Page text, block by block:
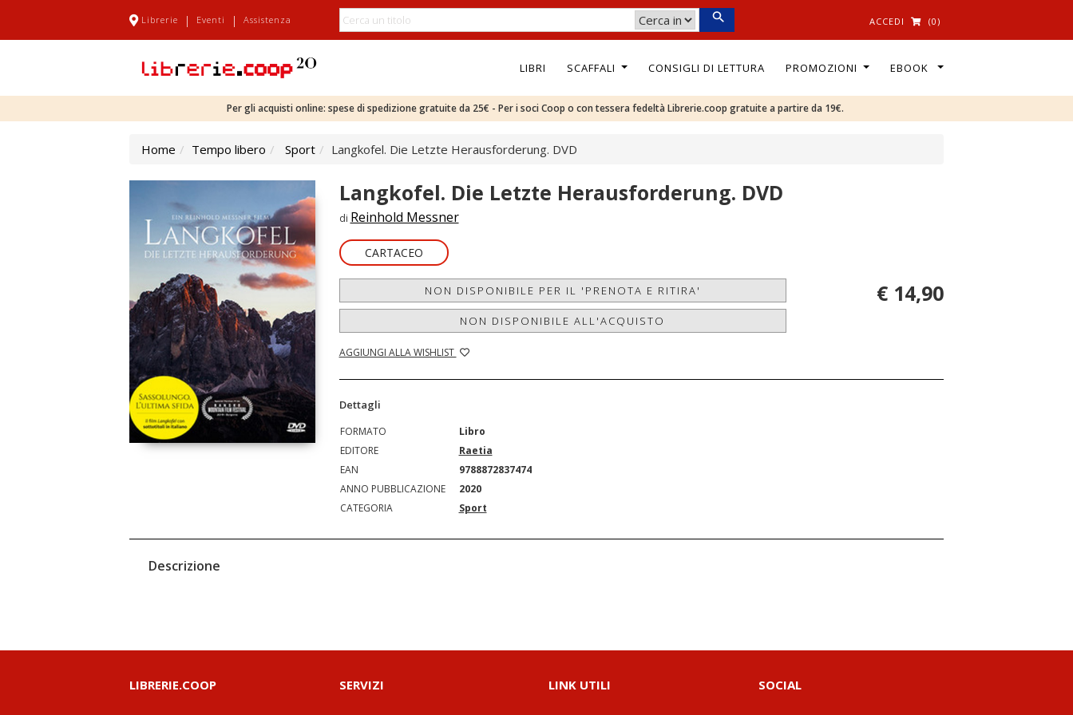
Librerie | Eventi | Assistenza ACCEDI (0)
LIBRI SCAFFALI CONSIGLI DI LETTURA PROMOZIONI EBOOK
Per gli acquisti online: spese di spedizione gratuite da 25€ - Per i soci Coop o con tessera fedeltà Librerie.coop gratuite a partire da 19€.
Home Tempo libero Sport Langkofel. Die Letzte Herausforderung. DVD
Langkofel. Die Letzte Herausforderung. DVD
di Reinhold Messner
CARTACEO
NON DISPONIBILE PER IL 'PRENOTA E RITIRA'
NON DISPONIBILE ALL'ACQUISTO
AGGIUNGI ALLA WISHLIST
€ 14,90
Dettagli
FORMATO
Libro
EDITORE
Raetia
EAN
9788872837474
ANNO PUBBLICAZIONE
2020
CATEGORIA
Sport
Descrizione
LIBRERIE.COOP SERVIZI LINK UTILI SOCIAL